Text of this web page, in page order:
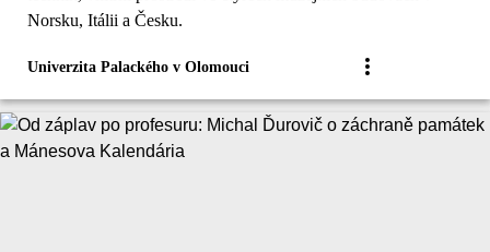
Norsku, Itálii a Česku.
Univerzita Palackého v Olomouci